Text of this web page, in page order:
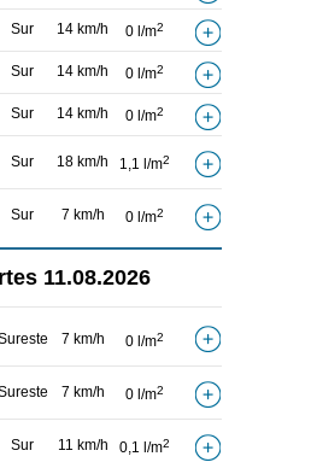
Sur 14 km/h 0 l/m2
Sur 14 km/h 0 l/m2
Sur 14 km/h 0 l/m2
Sur 18 km/h 1,1 l/m2
Sur 7 km/h 0 l/m2
11.08.2026
7 km/h 0 l/m2
7 km/h 0 l/m2
Sur 11 km/h 0,1 l/m2